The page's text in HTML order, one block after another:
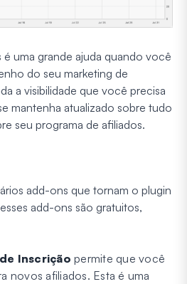
uma grande ajuda quando você
do seu marketing de
a visibilidade que você precisa
mantenha atualizado sobre tudo
seu programa de afiliados.
add-ons que tornam o plugin
add-ons são gratuitos,
Inscrição permite que você
novos afiliados. Esta é uma